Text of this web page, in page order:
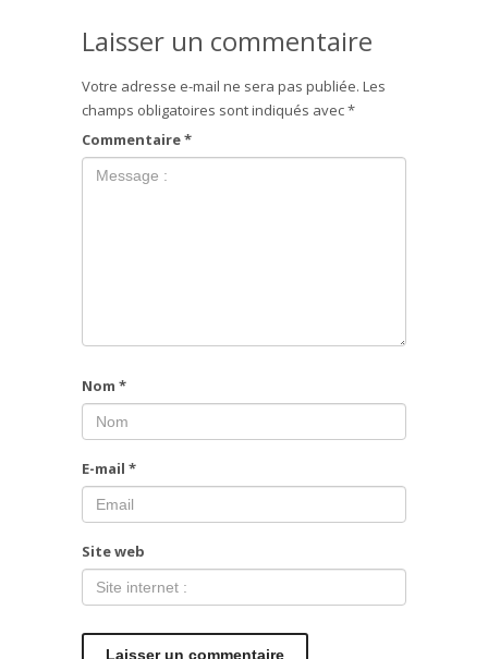
Laisser un commentaire
Votre adresse e-mail ne sera pas publiée. Les
champs obligatoires sont indiqués avec*
Commentaire*
Nom *
E-mail *
Site web